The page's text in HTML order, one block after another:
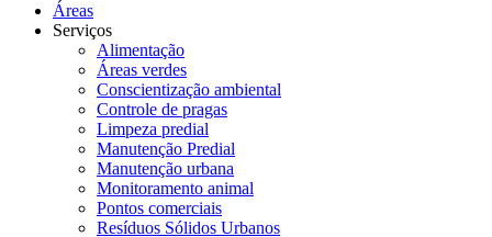
Áreas
Serviços
Alimentação
Áreas verdes
Conscientização ambiental
Controle de pragas
Limpeza predial
Manutenção Predial
Manutenção urbana
Monitoramento animal
Pontos comerciais
Resíduos Sólidos Urbanos